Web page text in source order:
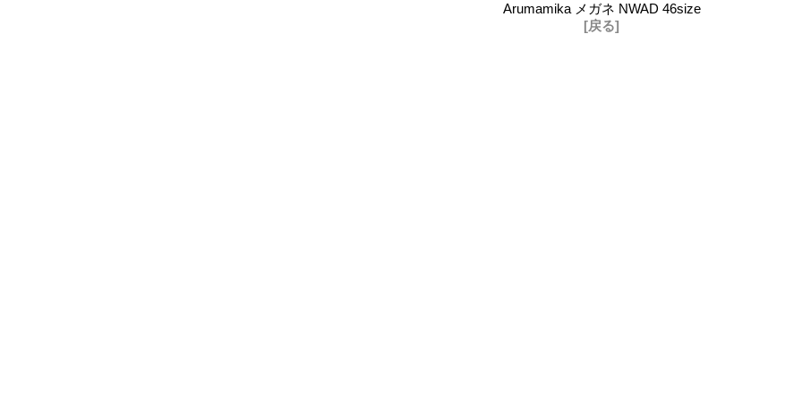
Arumamika メガネ NWAD 46size
[戻る]